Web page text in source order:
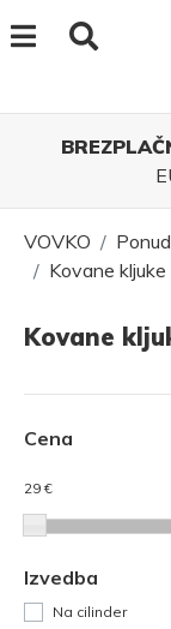
VOVKO
Kovane kljuke
Kovane
Cena
29 €
Izvedba
Na cilinder